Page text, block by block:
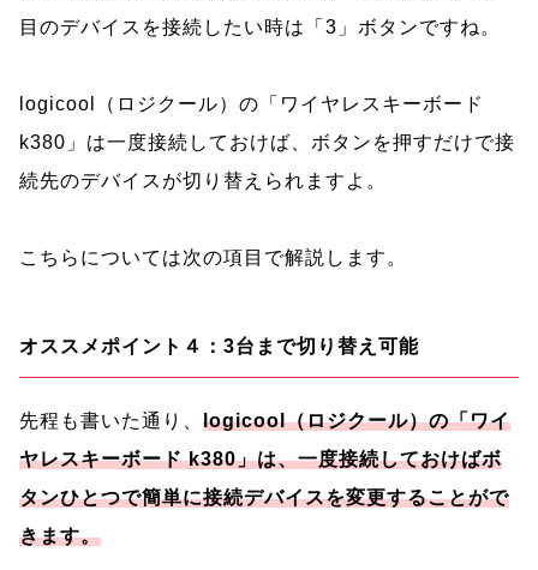
目のデバイスを接続したい時は「3」ボタンですね。
logicool（ロジクール）の「ワイヤレスキーボード
k380」は一度接続しておけば、ボタンを押すだけで接
続先のデバイスが切り替えられますよ。
こちらについては次の項目で解説します。
オススメポイント４：3台まで切り替え可能
先程も書いた通り、 logicool（ロジクール）の「ワイ
ヤレスキーボード k380」は、一度接続しておけばボ
タンひとつで簡単に接続デバイスを変更することがで
きます。